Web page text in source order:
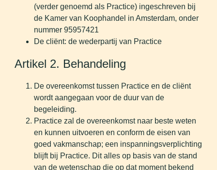
(verder genoemd als Practice) ingeschreven bij
de Kamer van Koophandel in Amsterdam, onder
nummer 95957421
De cliënt: de wederpartij van Practice
Artikel 2. Behandeling
De overeenkomst tussen Practice en de cliënt
wordt aangegaan voor de duur van de
begeleiding.
Practice zal de overeenkomst naar beste weten
en kunnen uitvoeren en conform de eisen van
goed vakmanschap; een inspanningsverplichting
blijft bij Practice. Dit alles op basis van de stand
van de wetenschap die op dat moment bekend